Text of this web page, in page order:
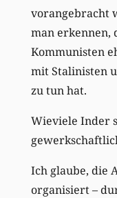
vorangebracht
man erkennen,
Kommunisten
mit Stalinisten
zu tun hat.
Wieviele Inder
Ich glaube, die
organisiert –